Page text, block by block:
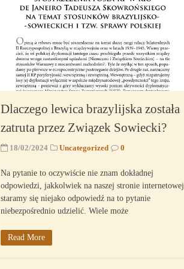
Dlaczego lewica brazylijska została
zatruta przez Związek Sowiecki?
18/02/2024 Uncategorized 0
Na pytanie to oczywiście nie znam dokładnej
odpowiedzi, jakkolwiek na naszej stronie internetowej
staramy się niejako odpowiedź na to pytanie
niebezpośrednio udzielić. Wiele może
Read More